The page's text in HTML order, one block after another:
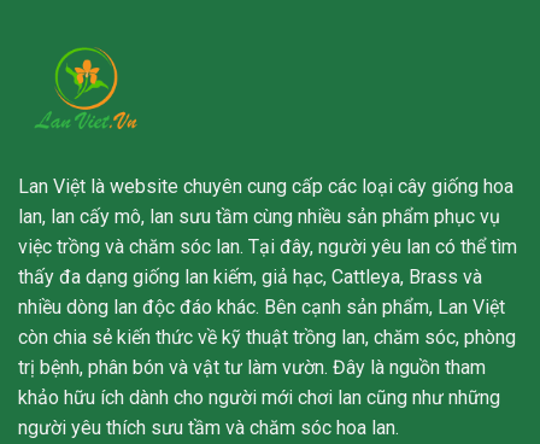
Lan Việt là website chuyên cung cấp các loại cây giống hoa
lan, lan cấy mô, lan sưu tầm cùng nhiều sản phẩm phục vụ
việc trồng và chăm sóc lan. Tại đây, người yêu lan có thể tìm
thấy đa dạng giống lan kiếm, giả hạc, Cattleya, Brass và
nhiều dòng lan độc đáo khác. Bên cạnh sản phẩm, Lan Việt
còn chia sẻ kiến thức về kỹ thuật trồng lan, chăm sóc, phòng
trị bệnh, phân bón và vật tư làm vườn. Đây là nguồn tham
khảo hữu ích dành cho người mới chơi lan cũng như những
người yêu thích sưu tầm và chăm sóc hoa lan.